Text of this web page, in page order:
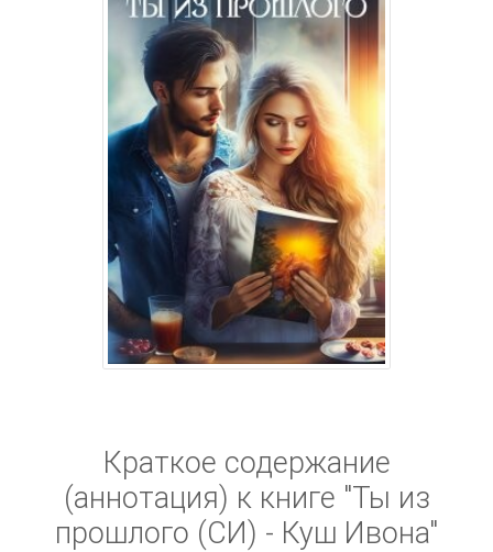
Краткое содержание
(аннотация) к книге "Ты из
прошлого (СИ) - Куш Ивона"